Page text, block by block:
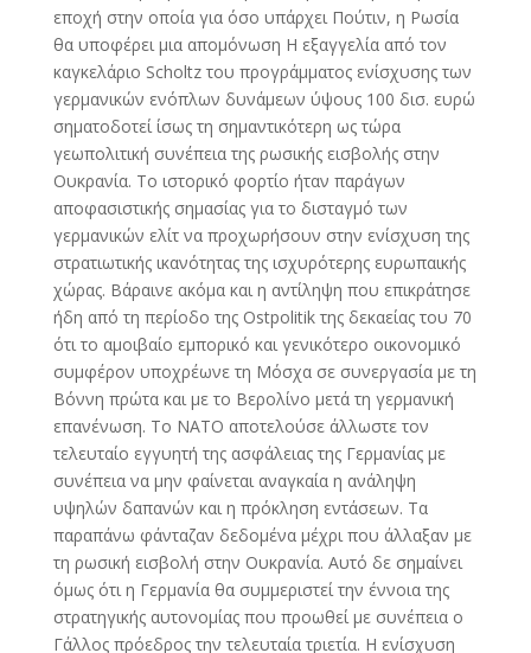
εποχή στην οποία για όσο υπάρχει Πούτιν, η Ρωσία
θα υποφέρει μια απομόνωση Η εξαγγελία από τον
καγκελάριο Scholtz του προγράμματος ενίσχυσης των
γερμανικών ενόπλων δυνάμεων ύψους 100 δισ. ευρώ
σηματοδοτεί ίσως τη σημαντικότερη ως τώρα
γεωπολιτική συνέπεια της ρωσικής εισβολής στην
Ουκρανία. Το ιστορικό φορτίο ήταν παράγων
αποφασιστικής σημασίας για το δισταγμό των
γερμανικών ελίτ να προχωρήσουν στην ενίσχυση της
στρατιωτικής ικανότητας της ισχυρότερης ευρωπαικής
χώρας. Βάραινε ακόμα και η αντίληψη που επικράτησε
ήδη από τη περίοδο της Ostpolitik της δεκαείας του 70
ότι το αμοιβαίο εμπορικό και γενικότερο οικονομικό
συμφέρον υποχρέωνε τη Μόσχα σε συνεργασία με τη
Βόννη πρώτα και με το Βερολίνο μετά τη γερμανική
επανένωση. Το ΝΑΤΟ αποτελούσε άλλωστε τον
τελευταίο εγγυητή της ασφάλειας της Γερμανίας με
συνέπεια να μην φαίνεται αναγκαία η ανάληψη
υψηλών δαπανών και η πρόκληση εντάσεων. Τα
παραπάνω φάνταζαν δεδομένα μέχρι που άλλαξαν με
τη ρωσική εισβολή στην Ουκρανία. Αυτό δε σημαίνει
όμως ότι η Γερμανία θα συμμεριστεί την έννοια της
στρατηγικής αυτονομίας που προωθεί με συνέπεια ο
Γάλλος πρόεδρος την τελευταία τριετία. Η ενίσχυση